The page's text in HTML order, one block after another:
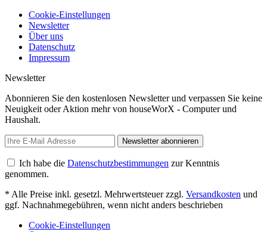
Cookie-Einstellungen
Newsletter
Über uns
Datenschutz
Impressum
Newsletter
Abonnieren Sie den kostenlosen Newsletter und verpassen Sie keine
Neuigkeit oder Aktion mehr von houseWorX - Computer und
Haushalt.
Newsletter abonnieren
Ich habe die Datenschutzbestimmungen zur Kenntnis
genommen.
* Alle Preise inkl. gesetzl. Mehrwertsteuer zzgl. Versandkosten und
ggf. Nachnahmegebühren, wenn nicht anders beschrieben
Cookie-Einstellungen